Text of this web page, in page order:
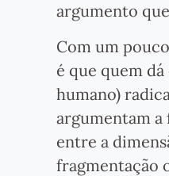
argumento
Com um
é que quem
humano)
argumentam a
entre a
fragmentação